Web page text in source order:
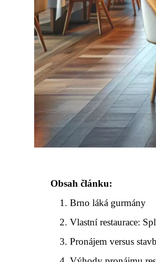
Obsah článku:
Brno láká gurmány
Vlastní restaurace:
Pronájem versus